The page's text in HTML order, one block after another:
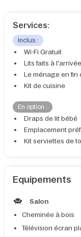
Services:
Inclus :
Wi-Fi Gratuit
Lits faits à l'arrivée
Le ménage en fin
Kit de cuisine
En option :
Draps de lit bébé
Emplacement
Kit serviettes de
Equipements
Salon
Cheminée à bois
Télévision écran